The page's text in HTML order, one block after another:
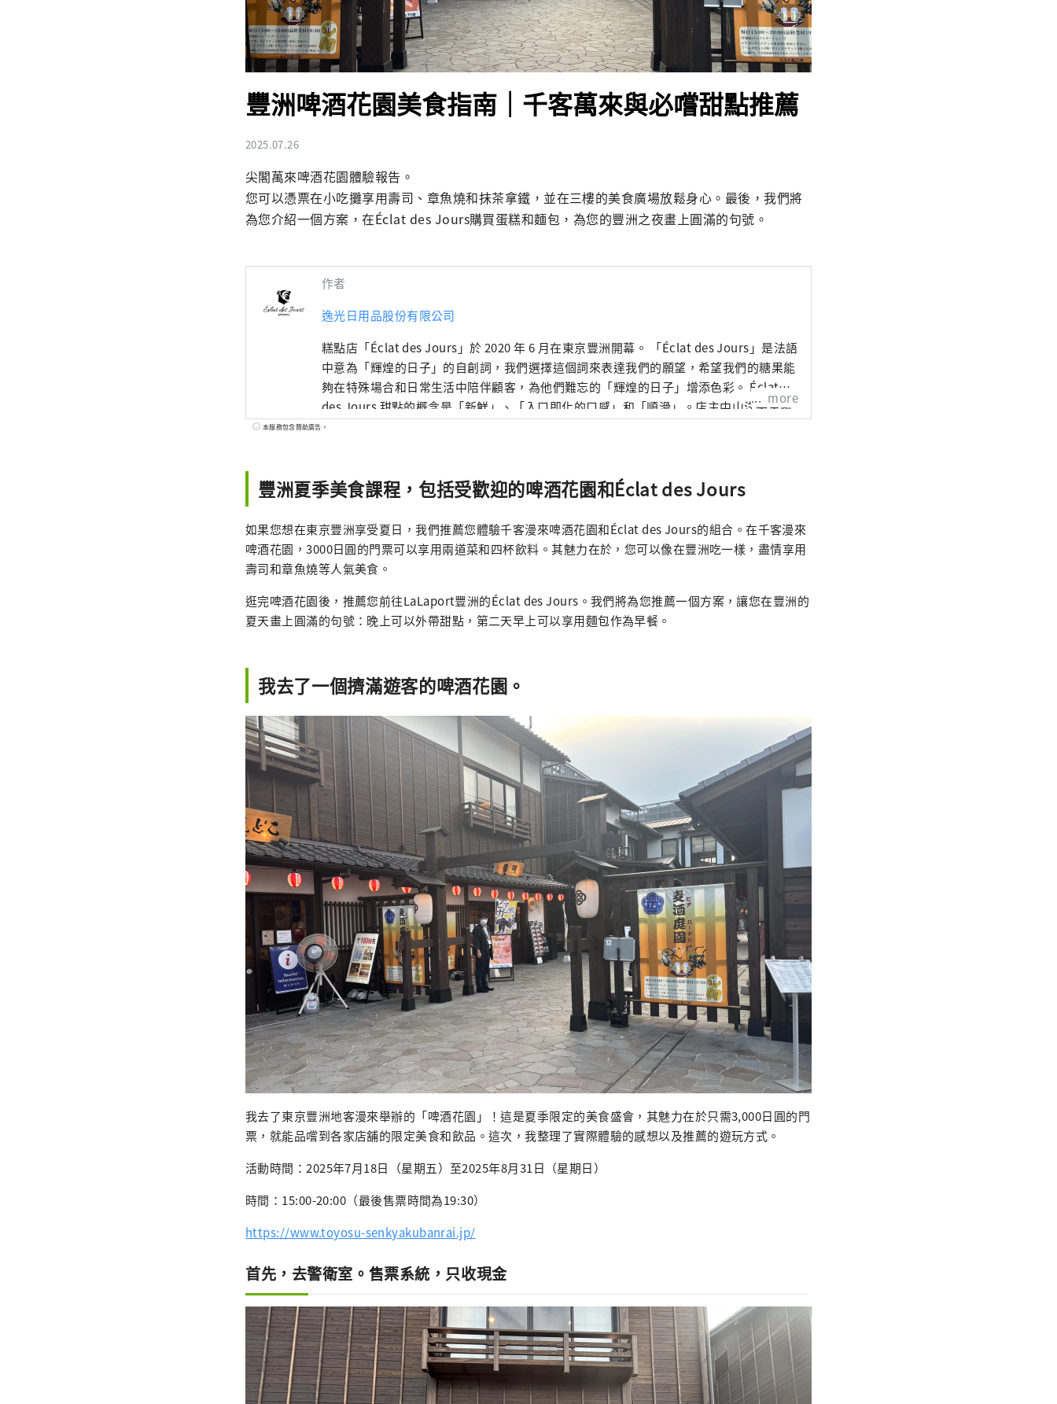
豐洲啤酒花園美食指南｜千客萬來與必嚐甜點推薦
2025.07.26
尖閣萬來啤酒花園體驗報告。
您可以憑票在小吃攤享用壽司、章魚燒和抹茶拿鐵，並在三樓的美食廣場放鬆身心。最後，我們將
為您介紹一個方案，在Éclat des Jours購買蛋糕和麵包，為您的豐洲之夜畫上圓滿的句號。
作者
逸光日用品股份有限公司
糕點店「Éclat des Jours」於 2020 年 6 月在東京豐洲開幕。 「Éclat des Jours」是法語
中意為「輝煌的日子」的自創詞，我們選擇這個詞來表達我們的願望，希望我們的糖果能
夠在特殊場合和日常生活中陪伴顧客，為他們難忘的「輝煌的日子」增添色彩。 Éclat
des Jours 甜點的概念是「新鮮」、「入口即化的口感」和「順滑」。店主中山洋平主廚
以在法國研修時學到的技術和口味為基礎，非常注重創造出日本人熟悉且易於食用的食物
糕）、petit gateaux（單個蛋糕）、烘焙食品（如黃油瑪德琳蛋糕和餅乾）、麵包（如每
來，我們計劃擴大產品陣容，包括可以用作小禮物或在家中放鬆的物品。 我們珍惜法國傳
統的同時，也不斷挑戰新的口味，希望能夠長久地成為深受顧客喜愛的糕點店。
more
本服務包含贊助廣告。
豐洲夏季美食課程，包括受歡迎的啤酒花園和Éclat des Jours
如果您想在東京豐洲享受夏日，我們推薦您體驗千客漫來啤酒花園和Éclat des Jours的組合。在千客漫來
啤酒花園，3000日圓的門票可以享用兩道菜和四杯飲料。其魅力在於，您可以像在豐洲吃一樣，盡情享用
壽司和章魚燒等人氣美食。
逛完啤酒花園後，推薦您前往LaLaport豐洲的Éclat des Jours。我們將為您推薦一個方案，讓您在豐洲的
夏天畫上圓滿的句號：晚上可以外帶甜點，第二天早上可以享用麵包作為早餐。
我去了一個擠滿遊客的啤酒花園。
我去了東京豐洲地客漫來舉辦的「啤酒花園」！這是夏季限定的美食盛會，其魅力在於只需3,000日圓的門
票，就能品嚐到各家店舖的限定美食和飲品。這次，我整理了實際體驗的感想以及推薦的遊玩方式。
活動時間：2025年7月18日（星期五）至2025年8月31日（星期日）
時間：15:00-20:00（最後售票時間為19:30）
https://www.toyosu-senkyakubanrai.jp/
首先，去警衛室。售票系統，只收現金